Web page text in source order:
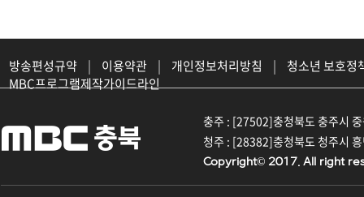
방송편성규약 | 이용약관 | 개인정보처리방침 |
청소년 보호정
MBC프로그램제작가이드라인
충주 : [27502]충청북도 충주시
청주 : [28382]충청북도 청주시
Copyright© 2017. All right